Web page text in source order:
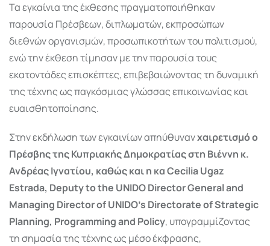
Τα εγκαίνια της έκθεσης πραγματοποιήθηκαν
παρουσία Πρέσβεων, διπλωματών, εκπροσώπων
διεθνών οργανισμών, προσωπικοτήτων του πολιτισμού,
ενώ την έκθεση τίμησαν με την παρουσία τους
εκατοντάδες επισκέπτες, επιβεβαιώνοντας τη δυναμική
της τέχνης ως παγκόσμιας γλώσσας επικοινωνίας και
ευαισθητοποίησης.
Στην εκδήλωση των εγκαινίων απηύθυνανχαιρετισμό ο
Πρέσβης της Κυπριακής Δημοκρατίας στη Βιέννη κ.
Ανδρέας Ιγνατίου, καθώς και η κα Cecilia Ugaz
Estrada, Deputy to the UNIDO Director General and
Managing Director of UNIDO’s Directorate of Strategic
Planning, Programming and Policy, υπογραμμίζοντας
τη σημασία της τέχνης ως μέσο έκφρασης,